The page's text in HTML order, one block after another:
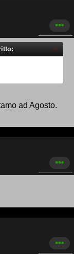
ad Agosto.